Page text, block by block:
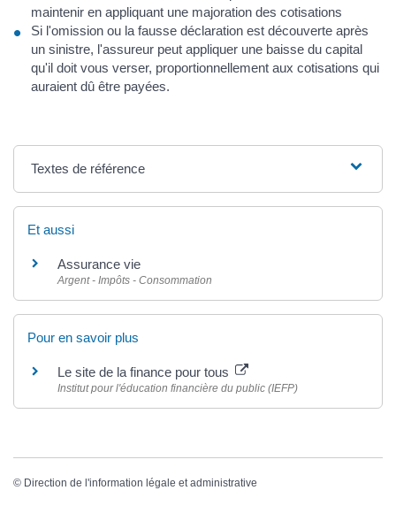
maintenir en appliquant une majoration des cotisations
Si l'omission ou la fausse déclaration est découverte après
un sinistre, l'assureur peut appliquer une baisse du capital
qu'il doit vous verser, proportionnellement aux cotisations qui
auraient dû être payées.
Textes de référence
Et aussi
Assurance vie
Argent - Impôts - Consommation
Pour en savoir plus
Le site de la finance pour tous
Institut pour l'éducation financière du public (IEFP)
© Direction de l'information légale et administrative